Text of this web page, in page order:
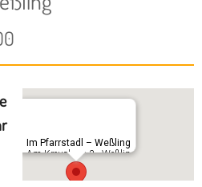
Im Pfarrstadl – Weßling
Am Kreuzberg 3 - Weßling